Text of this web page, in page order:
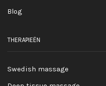
Blog
THERAPIEËN
Swedish massage